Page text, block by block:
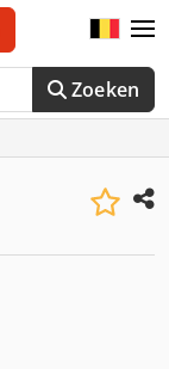
Zoeken